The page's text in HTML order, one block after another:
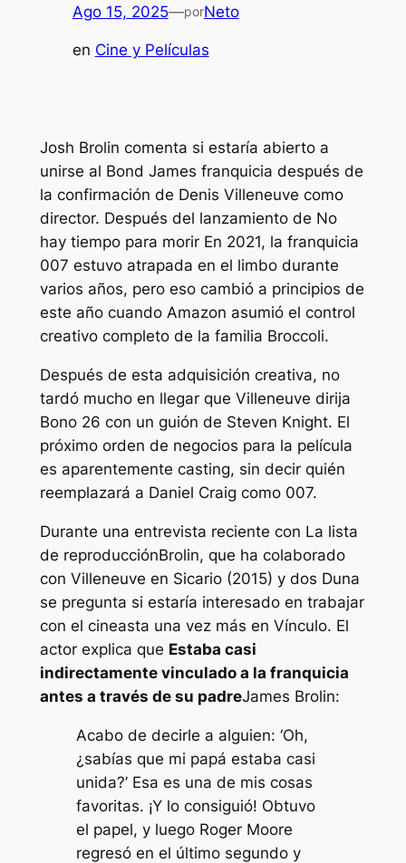
Ago 15, 2025—porNeto
en Cine y Películas
Josh Brolin comenta si estaría abierto a
unirse al Bond James franquicia después de
la confirmación de Denis Villeneuve como
director. Después del lanzamiento de No
hay tiempo para morirEn 2021, la franquicia
007 estuvo atrapada en el limbo durante
varios años, pero eso cambió a principios de
este año cuando Amazon asumió el control
creativo completo de la familia Broccoli.
Después de esta adquisición creativa, no
tardó mucho en llegar que Villeneuve dirija
Bono 26 con un guión de Steven Knight. El
próximo orden de negocios para la película
es aparentemente casting, sin decir quién
reemplazará a Daniel Craig como 007.
Durante una entrevista reciente con La lista
de reproducciónBrolin, que ha colaborado
con Villeneuve en Sicario (2015) y dos Duna
se pregunta si estaría interesado en trabajar
con el cineasta una vez más en Vínculo. El
actor explica que Estaba casi
indirectamente vinculado a la franquicia
antes a través de su padreJames Brolin:
Acabo de decirle a alguien: ‘Oh,
¿sabías que mi papá estaba casi
unida?’ Esa es una de mis cosas
favoritas. ¡Y lo consiguió! Obtuvo
el papel, y luego Roger Moore
regresó en el último segundo y